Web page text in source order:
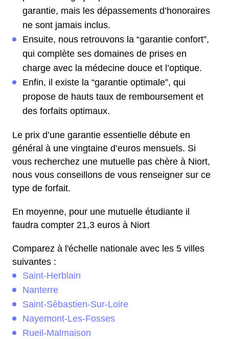
garantie, mais les dépassements d’honoraires
ne sont jamais inclus.
Ensuite, nous retrouvons la “garantie confort”,
qui complète ses domaines de prises en
charge avec la médecine douce et l’optique.
Enfin, il existe la “garantie optimale”, qui
propose de hauts taux de remboursement et
des forfaits optimaux.
Le prix d’une garantie essentielle débute en
général à une vingtaine d’euros mensuels. Si
vous recherchez une mutuelle pas chère à Niort,
nous vous conseillons de vous renseigner sur ce
type de forfait.
En moyenne, pour une mutuelle étudiante il
faudra compter 21,3 euros à Niort
Comparez à l'échelle nationale avec les 5 villes
suivantes :
Saint-Herblain
Nanterre
Saint-Sébastien-Sur-Loire
Nayemont-Les-Fosses
Rueil-Malmaison